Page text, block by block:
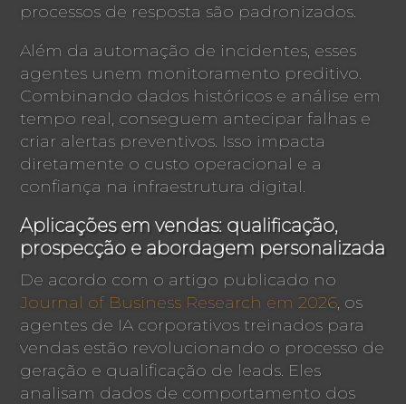
processos de resposta são padronizados.
Além da automação de incidentes, esses
agentes unem monitoramento preditivo.
Combinando dados históricos e análise em
tempo real, conseguem antecipar falhas e
criar alertas preventivos. Isso impacta
diretamente o custo operacional e a
confiança na infraestrutura digital.
Aplicações em vendas: qualificação,
prospecção e abordagem personalizada
De acordo com o artigo publicado no
Journal of Business Research em 2026, os
agentes de IA corporativos treinados para
vendas estão revolucionando o processo de
geração e qualificação de leads. Eles
analisam dados de comportamento dos